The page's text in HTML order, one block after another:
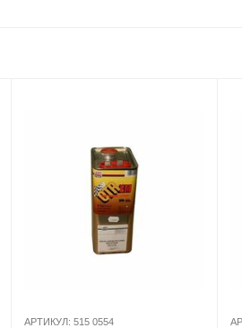
АРТИКУЛ: 515 0554